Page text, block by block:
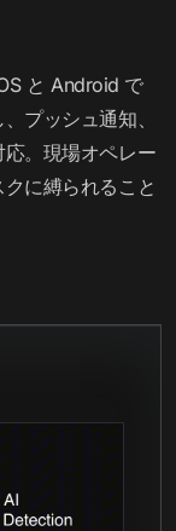
と Android で
プッシュ通知、
。現場オペレー
に縛られること